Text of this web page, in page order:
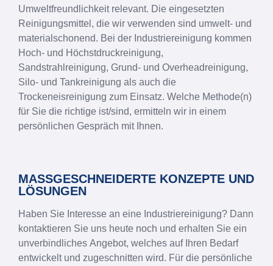
Umweltfreundlichkeit relevant. Die eingesetzten
Reinigungsmittel, die wir verwenden sind umwelt- und
materialschonend. Bei der Industriereinigung kommen
Hoch- und Höchstdruckreinigung,
Sandstrahlreinigung, Grund- und Overheadreinigung,
Silo- und Tankreinigung als auch die
Trockeneisreinigung zum Einsatz. Welche Methode(n)
für Sie die richtige ist/sind, ermitteln wir in einem
persönlichen Gespräch mit Ihnen.
MASSGESCHNEIDERTE KONZEPTE UND L
ÖSUNGEN
Haben Sie Interesse an eine Industriereinigung? Dann
kontaktieren Sie uns heute noch und erhalten Sie ein
unverbindliches Angebot, welches auf Ihren Bedarf
entwickelt und zugeschnitten wird. Für die persönliche